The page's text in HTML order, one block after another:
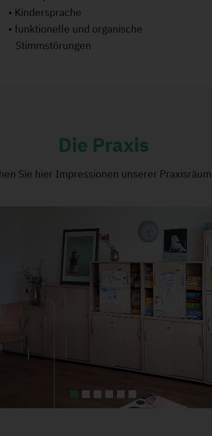
• Kindersprache
• funktionelle und organische
Stimmstörungen
Die Praxis
Sie hier Impressionen unserer